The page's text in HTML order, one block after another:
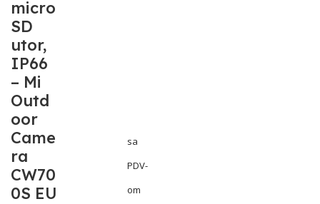
micro
SD
utor,
IP66
– Mi
Outd
oor
Came
ra
CW70
0S EU
sa
PDV-
om